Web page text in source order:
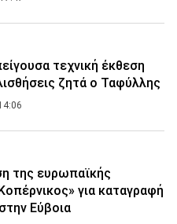
τεχνική έκθεση
ζητά ο Ταφύλλης
της ευρωπαϊκής
για καταγραφή
Εύβοια